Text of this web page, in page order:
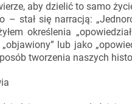
aby dzielić to samo
– stał się narracją:
określenia
lub jako
tworzenia naszych